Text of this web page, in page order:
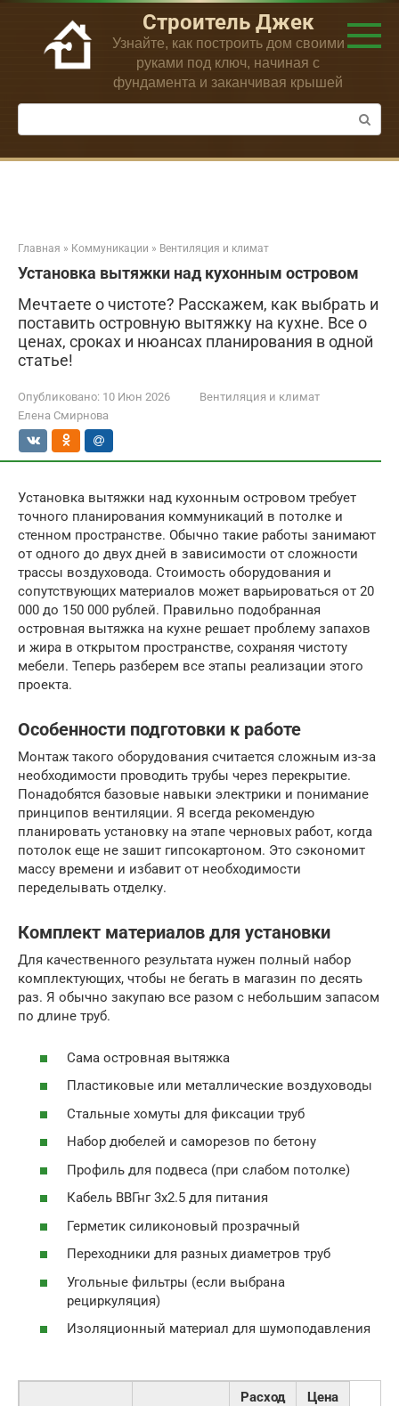
Перейти
контенту
Строитель Джек
Узнайте, как построить дом своими
руками под ключ, начиная с
фундамента и заканчивая крышей
Поиск:
Главная » Коммуникации » Вентиляция и климат
Установка вытяжки над кухонным островом
Мечтаете о чистоте? Расскажем, как выбрать и
поставить островную вытяжку на кухне. Все о
ценах, сроках и нюансах планирования в одной
статье!
Опубликовано: 10 Июн 2026
Вентиляция и климат
Елена Смирнова
Установка вытяжки над кухонным островом требует
точного планирования коммуникаций в потолке и
стенном пространстве. Обычно такие работы занимают
от одного до двух дней в зависимости от сложности
трассы воздуховода. Стоимость оборудования и
сопутствующих материалов может варьироваться от 20
000 до 150 000 рублей. Правильно подобранная
островная вытяжка на кухне решает проблему запахов
и жира в открытом пространстве, сохраняя чистоту
мебели. Теперь разберем все этапы реализации этого
проекта.
Особенности подготовки к работе
Монтаж такого оборудования считается сложным из-за
необходимости проводить трубы через перекрытие.
Понадобятся базовые навыки электрики и понимание
принципов вентиляции. Я всегда рекомендую
планировать установку на этапе черновых работ, когда
потолок еще не зашит гипсокартоном. Это сэкономит
массу времени и избавит от необходимости
переделывать отделку.
Комплект материалов для установки
Для качественного результата нужен полный набор
комплектующих, чтобы не бегать в магазин по десять
раз. Я обычно закупаю все разом с небольшим запасом
по длине труб.
Сама островная вытяжка
Пластиковые или металлические воздуховоды
Стальные хомуты для фиксации труб
Набор дюбелей и саморезов по бетону
Профиль для подвеса (при слабом потолке)
Кабель ВВГнг 3х2.5 для питания
Герметик силиконовый прозрачный
Переходники для разных диаметров труб
Угольные фильтры (если выбрана
рециркуляция)
Изоляционный материал для шумоподавления
Расход
Цена